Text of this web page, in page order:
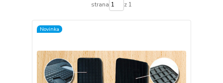
strana z 1
Novinka